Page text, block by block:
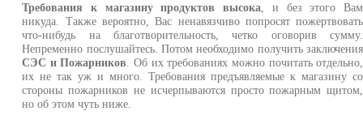
Требования к магазину продуктов высока , и без этого Вам
никуда. Также вероятно, Вас ненавязчиво попросят пожертвовать
что-нибудь на благотворительность, четко оговорив сумму.
Непременно послушайтесь. Потом необходимо получить заключения
СЭС и Пожарников . Об их требованиях можно почитать отдельно,
их не так уж и много. Требования предъявляемые к магазину со
стороны пожарников не исчерпываются просто пожарным щитом,
но об этом чуть ниже.